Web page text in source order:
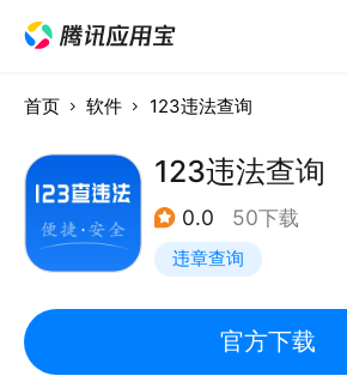
首页 软件 123违法查询
123违法查询
0.0 50下载
违章查询
官方下载